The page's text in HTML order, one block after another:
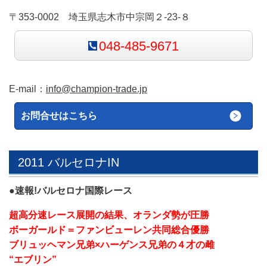
〒353-0002 埼玉県志木市中宗岡２-23-８
048-485-9671
E-mail： info@champion-trade.jp
お問合せはこちら
2011 バルセロナIN
●速報!バルセロナ国際レース
超高分速レース展開の結果、オランダ勢が圧勝
ボーガールド＝ファンビューレン共同総合優勝
ブリュッヘマン兄弟×ハーゲンス兄弟の４才の雌
“エブリン”